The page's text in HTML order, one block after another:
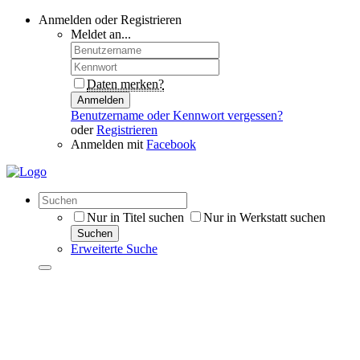
Anmelden oder Registrieren
Meldet an...
Daten merken?
Anmelden
Benutzername oder Kennwort vergessen?
oderRegistrieren
Anmelden mit Facebook
Nur in Titel suchen Nur in Werkstatt suchen
Suchen
Erweiterte Suche